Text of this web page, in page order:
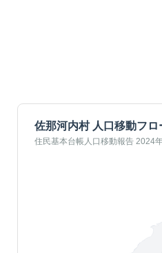
佐那河内村人口移動フロ
住民基本台帳人口移動報告 2024